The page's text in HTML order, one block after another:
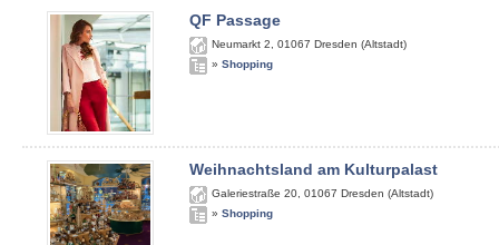
QF Passage
Neumarkt 2 01067 Dresden (Altstadt)
» Shopping
Weihnachtsland am Kulturpalast
Galeriestraße 20 01067 Dresden (Altstadt)
» Shopping